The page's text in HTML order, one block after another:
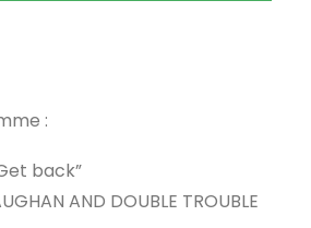
:
back”
AND DOUBLE TROUBLE